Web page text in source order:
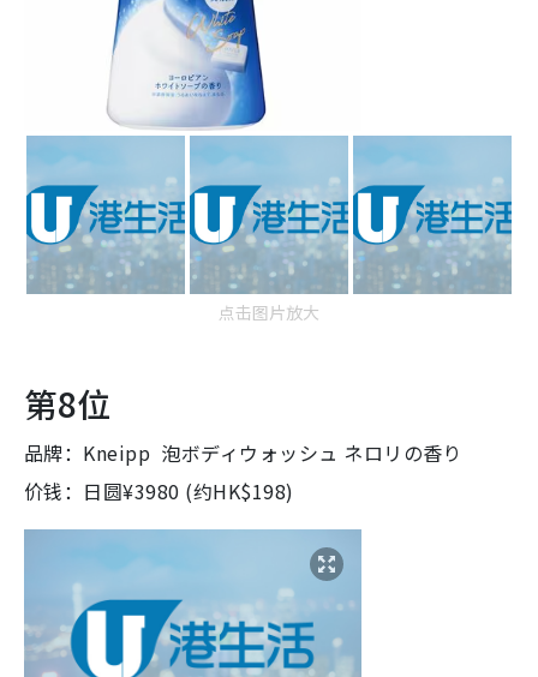
点击图片放大
第8位
品牌：Kneipp 泡ボディウォッシュ ネロリの香り
价钱：日圆¥3980 (约HK$198)